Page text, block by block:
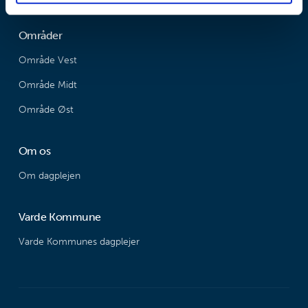
Områder
Område Vest
Område Midt
Område Øst
Om os
Om dagplejen
Varde Kommune
Varde Kommunes dagplejer